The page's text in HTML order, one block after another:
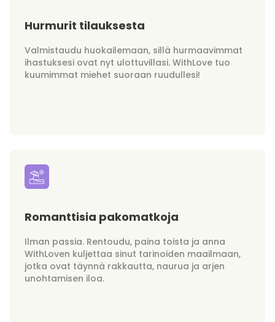
Hurmurit tilauksesta
Valmistaudu huokailemaan, sillä hurmaavimmat
ihastuksesi ovat nyt ulottuvillasi. WithLove tuo
kuumimmat miehet suoraan ruudullesi!
Romanttisia pakomatkoja
Ilman passia. Rentoudu, paina toista ja anna
WithLoven kuljettaa sinut tarinoiden maailmaan,
jotka ovat täynnä rakkautta, naurua ja arjen
unohtamisen iloa.